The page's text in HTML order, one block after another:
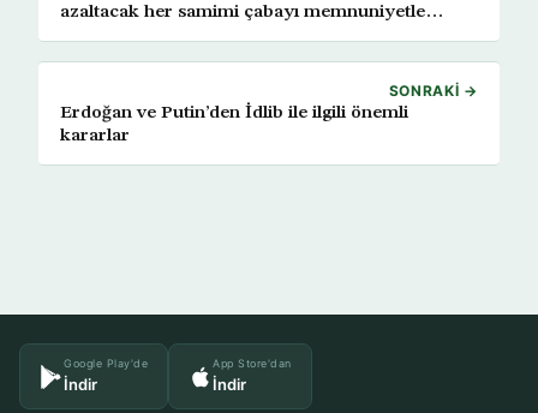
azaltacak her samimi çabayı memnuniyetle
SONRAKI →
Erdoğan ve Putin’den İdlib ile ilgili önemli
kararlar
Google Play'de
İndir
App Store'dan
İndir